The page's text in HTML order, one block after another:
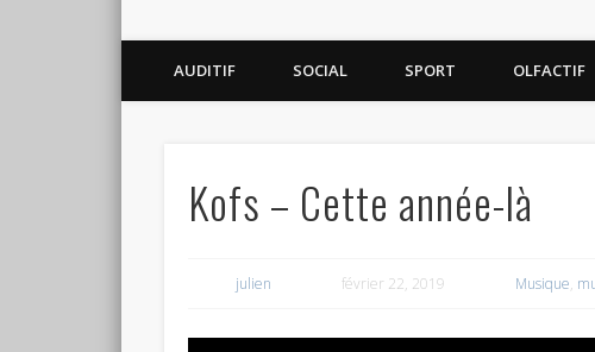
AUDITIF SOCIAL SPORT OLFACTIF
Kofs – Cette année-là
julien février 22, 2019 Musique,